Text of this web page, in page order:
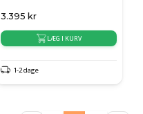
3.395 kr
LÆG I KURV
1-2 dage